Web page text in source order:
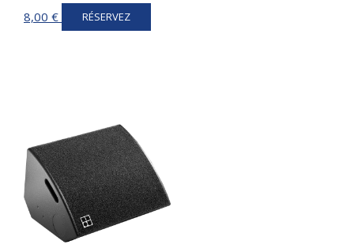
8,00 € RÉSERVEZ